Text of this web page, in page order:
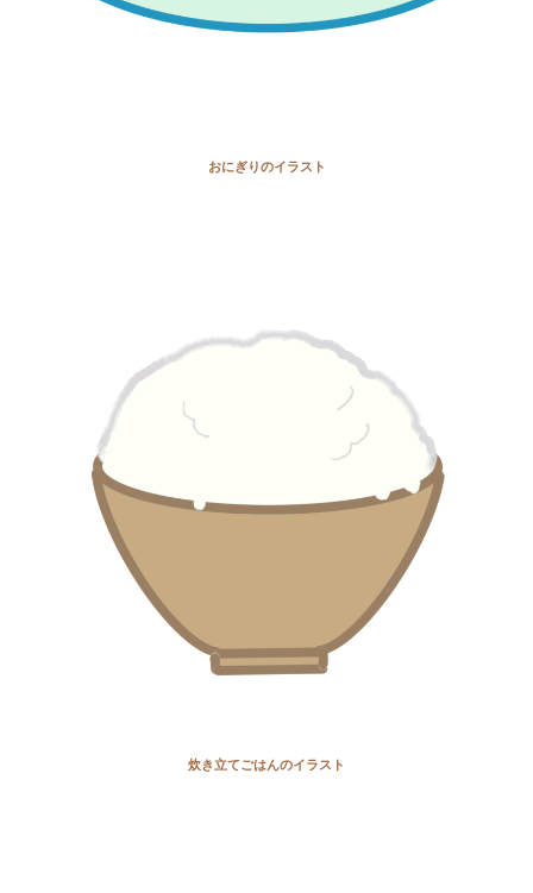
おにぎりのイラスト
炊き立てごはんのイラスト